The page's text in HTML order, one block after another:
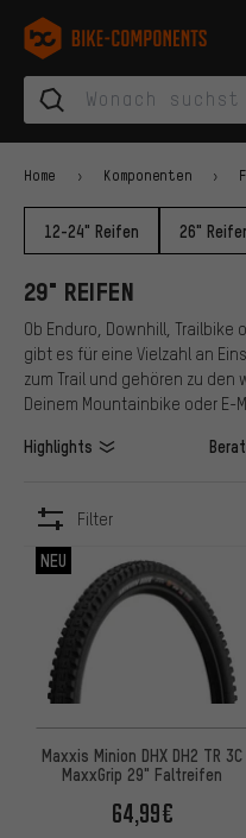
Zur Hauptnavigation springen
Zur Kategorienavigation
Zum Inhalt springen
Zu Marken und Newsletter
Zur Fußzeile springen
bike-components.de
Home Komponenten
12-24" Reifen 26"
29" REIFEN
Ob Enduro, Downhill, Trailbike
gibt es für eine Vielzahl an
zum Trail und gehören zu
Deinem Mountainbike oder E-
Highlights
Filter
ARTIKEL
NEU
Maxxis Minion DHX DH2 TR 3C
MaxxGrip 29" Faltreifen
64,99€